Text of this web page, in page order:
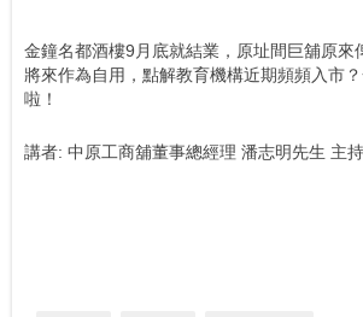
金鐘名都酒樓9月底就結業，原址間巨舖原來
將來作為自用，點解教育機構近期頻頻入市
啦！
講者: 中原工商舖董事總經理 潘志明先生 主